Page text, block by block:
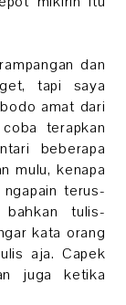
dan
tapi saya
amat dari
terapkan
beberapa
mulu, kenapa
terus-
tulis-
kata orang
aja. Capek
juga ketika